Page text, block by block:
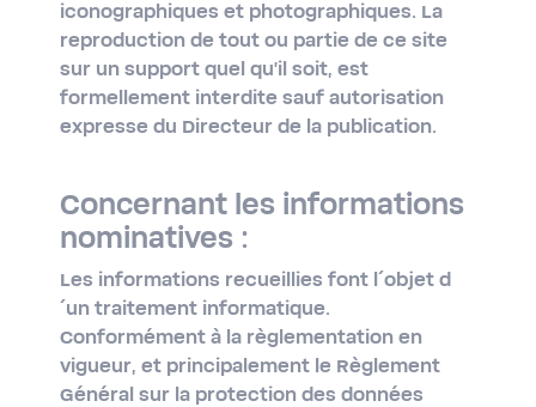
iconographiques et photographiques. La
reproduction de tout ou partie de ce site
sur un support quel qu'il soit, est
formellement interdite sauf autorisation
expresse du Directeur de la publication.
Concernant les informations
nominatives :
Les informations recueillies font l´objet d
´un traitement informatique.
Conformément à la règlementation en
vigueur, et principalement le Règlement
Général sur la protection des données